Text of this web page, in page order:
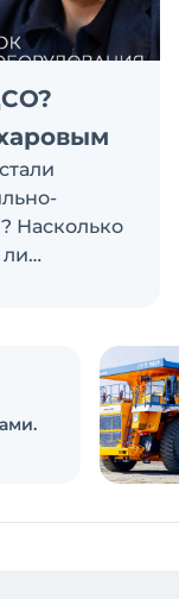
Насколько
ли